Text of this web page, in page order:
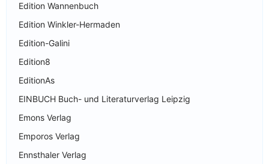
Edition Wannenbuch
Edition Winkler-Hermaden
Edition-Galini
Edition8
EditionAs
EINBUCH Buch- und Literaturverlag Leipzig
Emons Verlag
Emporos Verlag
Ennsthaler Verlag